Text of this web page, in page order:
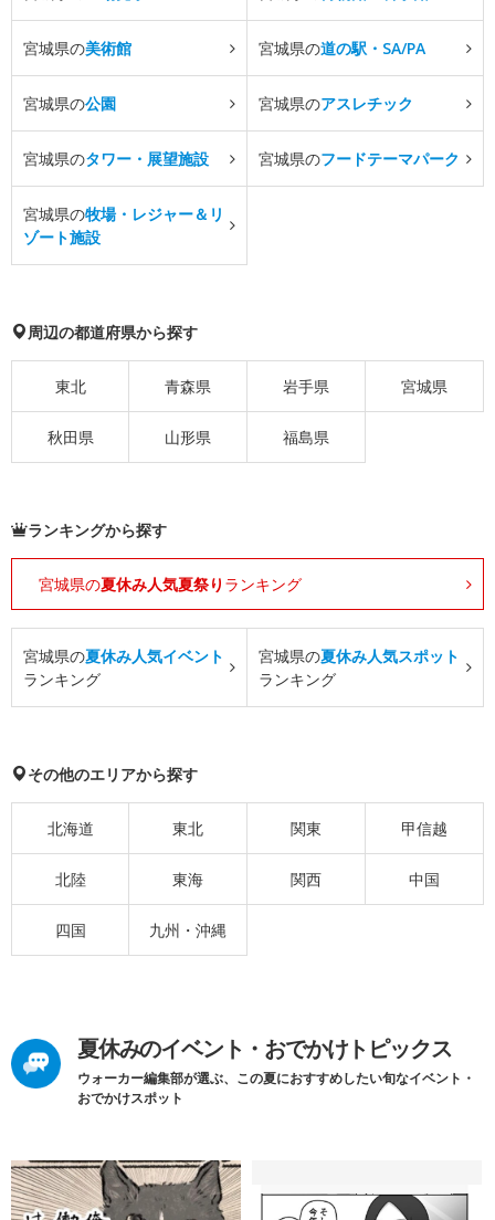
宮城県の美術館 宮城県の道の駅・SA/PA
宮城県の公園 宮城県のアスレチック
宮城県のタワー・展望施設 宮城県のフードテーマパーク
宮城県の牧場・レジャー＆リ
ゾート施設
周辺の都道府県から探す
東北 青森県 岩手県 宮城県
秋田県 山形県 福島県
ランキングから探す
宮城県の夏休み人気夏祭り ランキング
宮城県の夏休み人気イベント
ランキング
宮城県の夏休み人気スポット
ランキング
その他のエリアから探す
北海道 東北 関東 甲信越
北陸 東海 関西 中国
四国 九州・沖縄
夏休みのイベント・おでかけトピックス
ウォーカー編集部が選ぶ、この夏におすすめしたい旬なイベント・
おでかけスポット